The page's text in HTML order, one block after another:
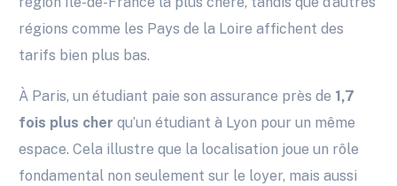
régions comme les Pays de la Loire affichent des
tarifs bien plus bas.
À Paris, un étudiant paie son assurance près de 1,7
fois plus cher qu’un étudiant à Lyon pour un même
espace. Cela illustre que la localisation joue un rôle
fondamental non seulement sur le loyer, mais aussi